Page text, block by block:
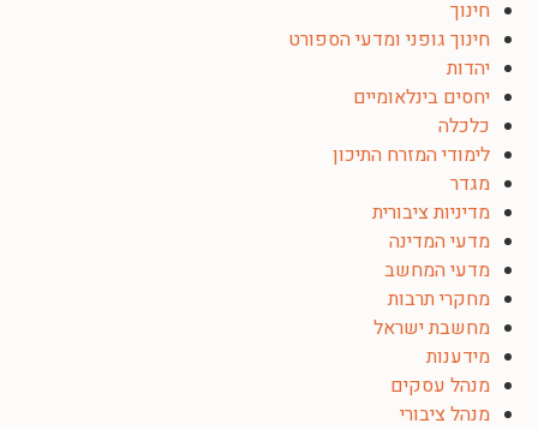
חינוך
חינוך גופני ומדעי הספורט
יהדות
יחסים בינלאומיים
כלכלה
לימודי המזרח התיכון
מגדר
מדיניות ציבורית
מדעי המדינה
מדעי המחשב
מחקרי תרבות
מחשבת ישראל
מידענות
מנהל עסקים
מנהל ציבורי